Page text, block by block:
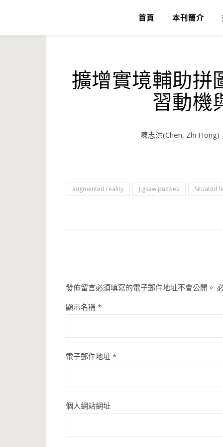
首頁 本刊簡介
擴增實境輔助拼
習動機
陳志洪(Chen, Zhi Hong)
augmented reality Jigsaw puzzles Situated
發佈留言必須填寫的電子郵件地址不會公開。
顯示名稱 *
電子郵件地址 *
個人網站網址